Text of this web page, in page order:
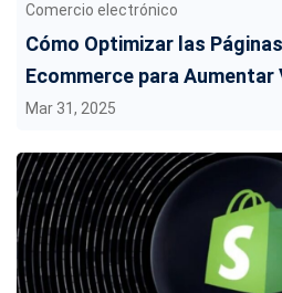
Comercio electrónico
Cómo Optimizar las
Ecommerce para Aumentar
Mar 31, 2025